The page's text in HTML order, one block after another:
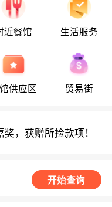
近餐馆 生活服务
供应区 贸易街
窃被捕！
奖，领走所捡款项！
，获赠所捡款项！
三日食观测指南！警
阱！伊夫里结核病筛
开始查询